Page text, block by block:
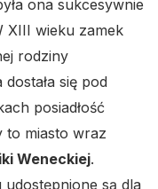
ona sukcesywnie
XIII wieku zamek
rodziny
się pod
posiadłość
to miasto wraz
Weneckiej.
są dla